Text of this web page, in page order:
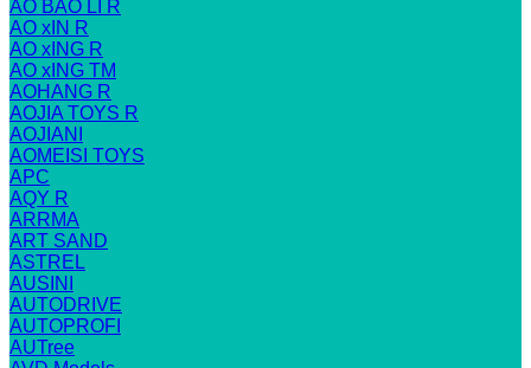
AO BAO LI R
AO xIN R
AO xING R
AO xING TM
AOHANG R
AOJIA TOYS R
AOJIANI
AOMEISI TOYS
APC
AQY R
ARRMA
ART SAND
ASTREL
AUSINI
AUTODRIVE
AUTOPROFI
AUTree